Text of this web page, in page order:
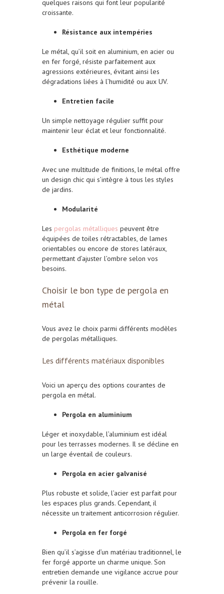
quelques raisons qui font leur popularité
croissante.
Résistance aux intempéries
Le métal, qu’il soit en aluminium, en acier ou
en fer forgé, résiste parfaitement aux
agressions extérieures, évitant ainsi les
dégradations liées à l’humidité ou aux UV.
Entretien facile
Un simple nettoyage régulier suffit pour
maintenir leur éclat et leur fonctionnalité.
Esthétique moderne
Avec une multitude de finitions, le métal offre
un design chic qui s’intègre à tous les styles
de jardins.
Modularité
Les pergolas métalliques peuvent être
équipées de toiles rétractables, de lames
orientables ou encore de stores latéraux,
permettant d’ajuster l’ombre selon vos
besoins.
Choisir le bon type de pergola en
métal
Vous avez le choix parmi différents modèles
de pergolas métalliques.
Les différents matériaux disponibles
Voici un aperçu des options courantes de
pergola en métal.
Pergola en aluminium
Léger et inoxydable, l’aluminium est idéal
pour les terrasses modernes. Il se décline en
un large éventail de couleurs.
Pergola en acier galvanisé
Plus robuste et solide, l’acier est parfait pour
les espaces plus grands. Cependant, il
nécessite un traitement anticorrosion régulier.
Pergola en fer forgé
Bien qu’il s’agisse d’un matériau traditionnel, le
fer forgé apporte un charme unique. Son
entretien demande une vigilance accrue pour
prévenir la rouille.